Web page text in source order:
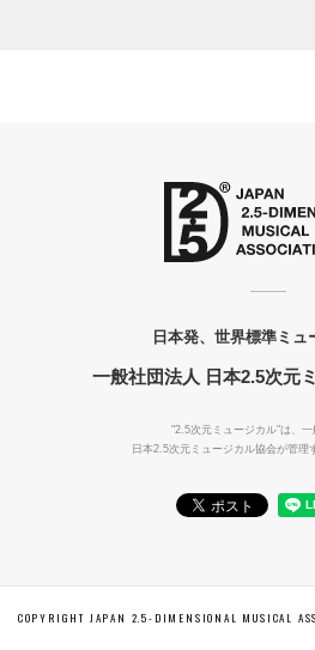
日本発、世界標準ミュ
一般社団法人 日本2.5次元
"2.5次元ミュージカル"は、一
日本2.5次元ミュージカル協会が管理
COPYRIGHT JAPAN 2.5-DIMENSIONAL MUSICAL